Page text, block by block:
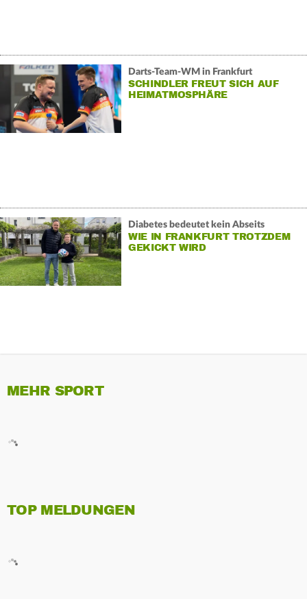
Darts-Team-WM in Frankfurt
SCHINDLER FREUT SICH AUF
HEIMATMOSPHÄRE
Diabetes bedeutet kein Abseits
WIE IN FRANKFURT TROTZDEM
GEKICKT WIRD
MEHR SPORT
TOP MELDUNGEN